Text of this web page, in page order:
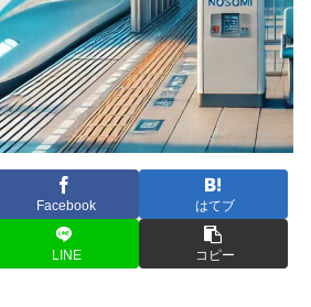
Facebook はてブ
LINE コピー